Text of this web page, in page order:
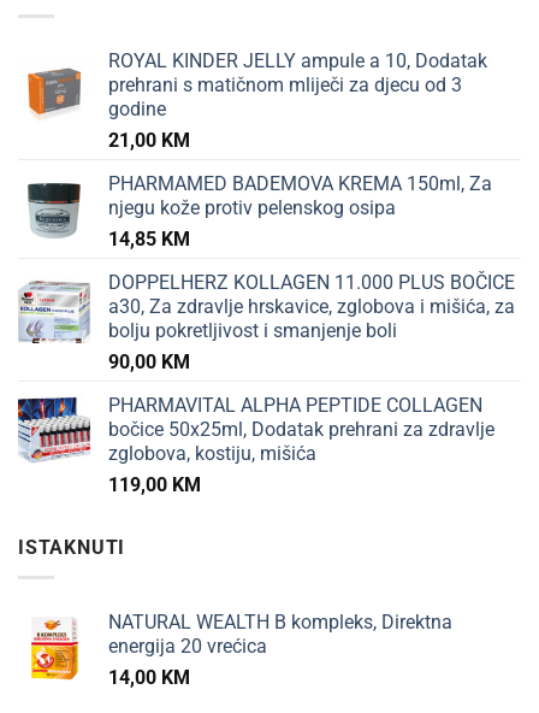
ROYAL KINDER JELLY ampule a 10, Dodatak
prehrani s matičnom mliječi za djecu od 3
godine
21,00 KM
PHARMAMED BADEMOVA KREMA 150ml, Za
njegu kože protiv pelenskog osipa
14,85 KM
DOPPELHERZ KOLLAGEN 11.000 PLUS BOČICE
a30, Za zdravlje hrskavice, zglobova i mišića, za
bolju pokretljivost i smanjenje boli
90,00 KM
PHARMAVITAL ALPHA PEPTIDE COLLAGEN
bočice 50x25ml, Dodatak prehrani za zdravlje
zglobova, kostiju, mišića
119,00 KM
ISTAKNUTI
NATURAL WEALTH B kompleks, Direktna
energija 20 vrećica
14,00 KM